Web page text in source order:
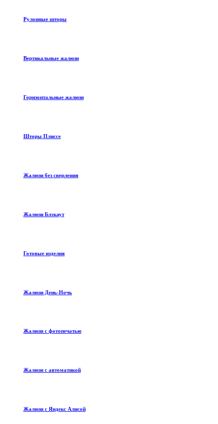
Рулонные шторы
Вертикальные жалюзи
Горизонтальные жалюзи
Шторы Плиссе
Жалюзи без сверления
Жалюзи Блэкаут
Готовые изделия
Жалюзи День-Ночь
Жалюзи с фотопечатью
Жалюзи с автоматикой
Жалюзи с Яндекс Алисой